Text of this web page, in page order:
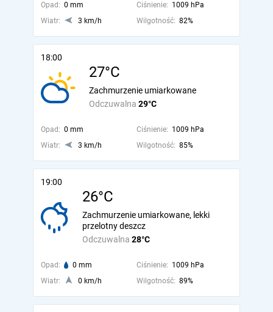
Opad: 0 mm Ciśnienie: 1009 hPa
Wiatr:
3 km/h Wilgotność: 82%
18:00
27°C
Odczuwalna 29°C
Zachmurzenie umiarkowane
Opad: 0 mm Ciśnienie: 1009 hPa
Wiatr:
3 km/h Wilgotność: 85%
19:00
26°C
Odczuwalna 28°C
Zachmurzenie umiarkowane, lekki
przelotny deszcz
Opad: 0 mm Ciśnienie: 1009 hPa
Wiatr:
0 km/h Wilgotność: 89%